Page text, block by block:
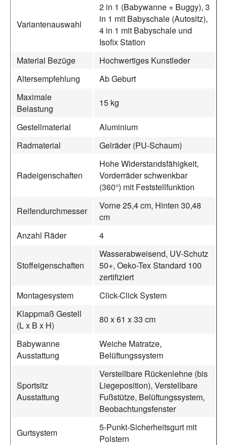
Variantenauswahl
2 in 1 (Babywanne + Buggy), 3
in 1 mit Babyschale (Autositz),
4 in 1 mit Babyschale und
Isofix Station
Material Bezüge
Hochwertiges Kunstleder
Altersempfehlung
Ab Geburt
Maximale
Belastung
15 kg
Gestellmaterial
Aluminium
Radmaterial
Gelräder (PU-Schaum)
Radeigenschaften
Hohe Widerstandsfähigkeit,
Vorderräder schwenkbar
(360°) mit Feststellfunktion
Reifendurchmesser
Vorne 25,4 cm, Hinten 30,48
cm
Anzahl Räder
4
Stoffeigenschaften
Wasserabweisend, UV-Schutz
50+, Oeko-Tex Standard 100
zertifiziert
Montagesystem
Click-Click System
Klappmaß Gestell
(L x B x H)
80 x 61 x 33 cm
Babywanne
Ausstattung
Weiche Matratze,
Belüftungssystem
Sportsitz
Ausstattung
Verstellbare Rückenlehne (bis
Liegeposition), Verstellbare
Fußstütze, Belüftungssystem,
Beobachtungsfenster
Gurtsystem
5-Punkt-Sicherheitsgurt mit
Polstern